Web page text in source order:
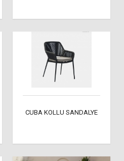
CUBA KOLLU SANDALYE